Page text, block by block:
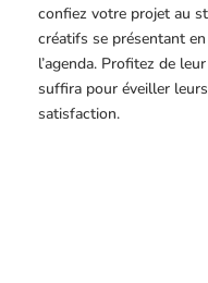
confiez votre projet au
créatifs se présentant
l’agenda. Profitez de
suffira pour éveiller
satisfaction.